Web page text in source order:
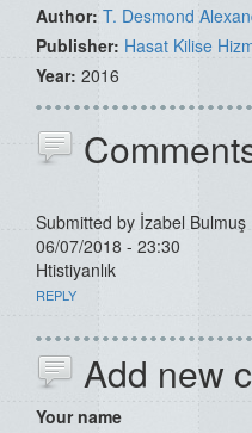
Author:T. Desmond
Publisher: Hasat Kilise
Year: 2016
Submitted by İzabel
06/07/2018 - 23:30
Htistiyanlık
REPLY
Add new
Your name